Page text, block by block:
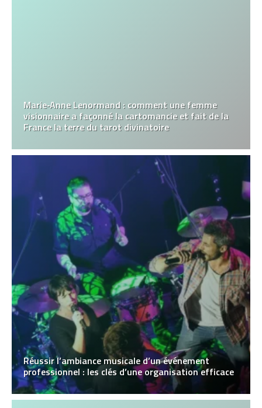
Marie‑Anne Lenormand : comment une femme
visionnaire a façonné la cartomancie et fait de la
France la terre du tarot divinatoire
Réussir l’ambiance musicale d’un événement
professionnel : les clés d’une organisation efficace